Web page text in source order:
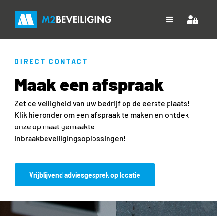
inhoud
Toggle
Over ons
Diensten
Projecten
Contact
DIRECT CONTACT
Maak een afspraak
Zet de veiligheid van uw bedrijf op de eerste plaats!
Klik hieronder om een afspraak te maken en ontdek
onze op maat gemaakte
inbraakbeveiligingsoplossingen!
Vrijblijvend adviesgesprek op locatie